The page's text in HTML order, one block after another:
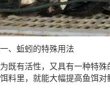
、蚯蚓的特殊用法
既有活性，又具有一种特
料里，就能大幅提高鱼饵对